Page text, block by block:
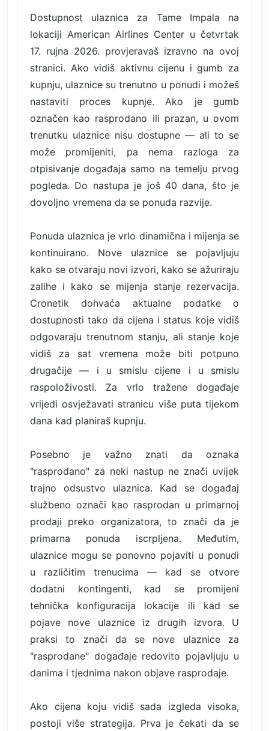
Dostupnost ulaznica za Tame Impala na
lokaciji American Airlines Center u četvrtak
17. rujna 2026. provjeravaš izravno na ovoj
stranici. Ako vidiš aktivnu cijenu i gumb za
kupnju, ulaznice su trenutno u ponudi i možeš
nastaviti proces kupnje. Ako je gumb
označen kao rasprodano ili prazan, u ovom
trenutku ulaznice nisu dostupne — ali to se
može promijeniti, pa nema razloga za
otpisivanje događaja samo na temelju prvog
pogleda. Do nastupa je još 40 dana, što je
dovoljno vremena da se ponuda razvije.
Ponuda ulaznica je vrlo dinamična i mijenja se
kontinuirano. Nove ulaznice se pojavljuju
kako se otvaraju novi izvori, kako se ažuriraju
zalihe i kako se mijenja stanje rezervacija.
Cronetik dohvaća aktualne podatke o
dostupnosti tako da cijena i status koje vidiš
odgovaraju trenutnom stanju, ali stanje koje
vidiš za sat vremena može biti potpuno
drugačije — i u smislu cijene i u smislu
raspoloživosti. Za vrlo tražene događaje
vrijedi osvježavati stranicu više puta tijekom
dana kad planiraš kupnju.
Posebno je važno znati da oznaka
"rasprodano" za neki nastup ne znači uvijek
trajno odsustvo ulaznica. Kad se događaj
službeno označi kao rasprodan u primarnoj
prodaji preko organizatora, to znači da je
primarna ponuda iscrpljena. Međutim,
ulaznice mogu se ponovno pojaviti u ponudi
u različitim trenucima — kad se otvore
dodatni kontingenti, kad se promijeni
tehnička konfiguracija lokacije ili kad se
pojave nove ulaznice iz drugih izvora. U
praksi to znači da se nove ulaznice za
"rasprodane" događaje redovito pojavljuju u
danima i tjednima nakon objave rasprodaje.
Ako cijena koju vidiš sada izgleda visoka,
postoji više strategija. Prva je čekati da se